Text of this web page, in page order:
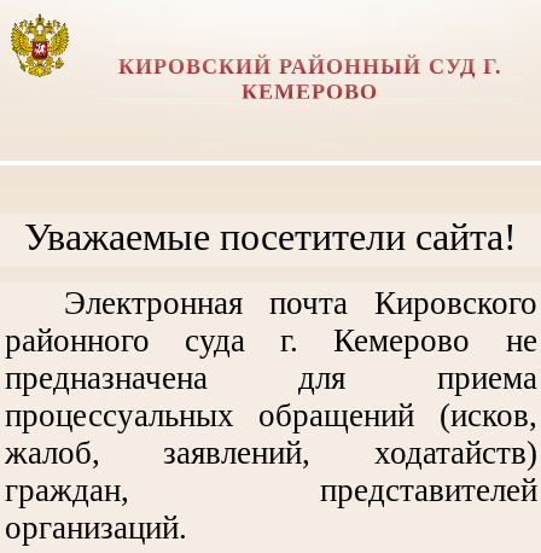
КИРОВСКИЙ РАЙОННЫЙ СУД Г.
КЕМЕРОВО
Уважаемые посетители сайта!
Электронная почта Кировского
районного суда г. Кемерово не
предназначена для приема
процессуальных обращений (исков,
жалоб, заявлений, ходатайств)
граждан, представителей
организаций.